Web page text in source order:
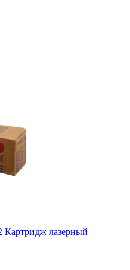
Картридж лазерный